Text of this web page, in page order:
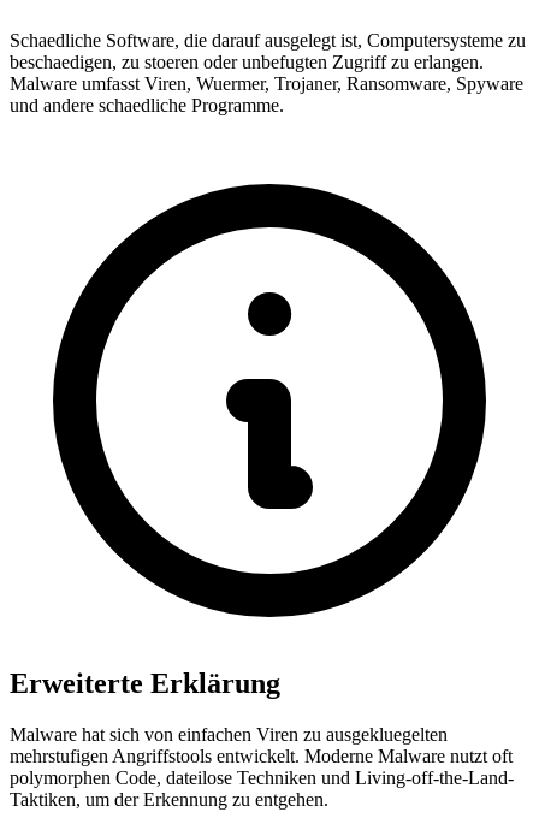
Schaedliche Software, die darauf ausgelegt ist, Computersysteme zu
beschaedigen, zu stoeren oder unbefugten Zugriff zu erlangen.
Malware umfasst Viren, Wuermer, Trojaner, Ransomware, Spyware
und andere schaedliche Programme.
Erweiterte Erklärung
Malware hat sich von einfachen Viren zu ausgekluegelten
mehrstufigen Angriffstools entwickelt. Moderne Malware nutzt oft
polymorphen Code, dateilose Techniken und Living-off-the-Land-
Taktiken, um der Erkennung zu entgehen.